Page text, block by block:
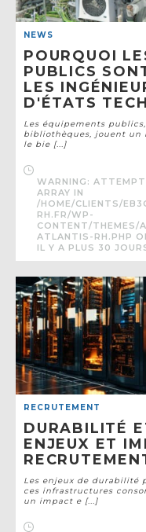
NEWS
POURQUOI
PUBLICS
LES
D'ÉTATS
Les équipements
bibliothèques, jouent un
le bie [...]
WARNING :
ARRAY IN
/HOME/CLIENTS/
RH.FR/WP-
CONTENT/THEMES/
ATLANTIS-RH.PHP
IL Y A PLUS 30
RECRUTEMENT
DURABILITÉ
ENJEUX ET
Les enjeux de durabilité
ces infrastructures
un impact e [...]